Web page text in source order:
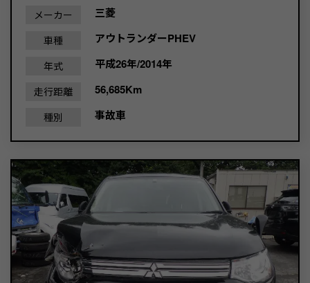
メーカー 三菱
車種 アウトランダーPHEV
年式 平成26年/2014年
走行距離 56,685Km
種別 事故車